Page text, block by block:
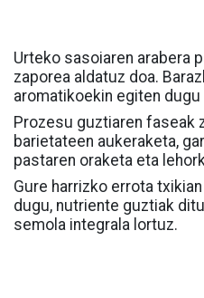
Urteko sasoiaren arabera
zaporea aldatuz doa.
aromatikoekin egiten dugu
Prozesu guztiaren faseak
barietateen aukeraketa,
pastaren oraketa eta
Gure harrizko errota
dugu, nutriente guztiak
semola integrala lortuz.